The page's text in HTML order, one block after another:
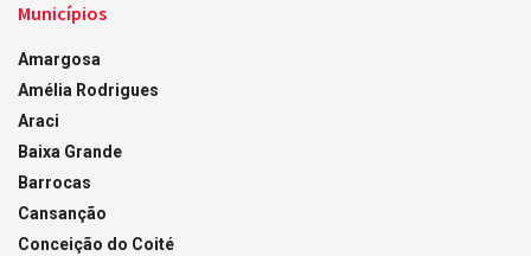
Municípios
Amargosa
Amélia Rodrigues
Araci
Baixa Grande
Barrocas
Cansanção
Conceição do Coité